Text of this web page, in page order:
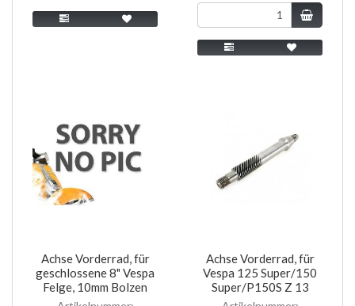
Achse Vorderrad, für
geschlossene 8" Vespa
Felge, 10mm Bolzen
Achse Vorderrad, für
Vespa 125 Super/150
Super/P150S Z 13